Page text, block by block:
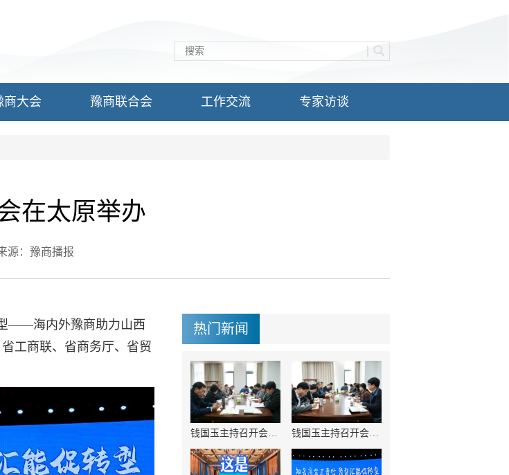
商大会 豫商联合会 工作交流 专家访谈
在太原举办
源：豫商播报
——海内外豫商助力山西
工商联、省商务厅、省贸
热门新闻
钱国玉主持召开会长办公会议，专题研究2025海内外河南商会会长会议期间所提意见建议 钱国玉主持召开会长办公会议，对2025海内外河南商会会长会议有关工作进行总结